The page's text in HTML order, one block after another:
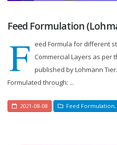
Feed Formulation
F
eed Formula for different
Commercial Layers as per
published by Lohmann
Formulated through: ...
2021-08-08 Feed Formulation,